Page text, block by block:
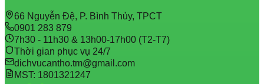
66 Nguyễn Đệ, P. Bình Thủy, TPCT
0901 283 879
7h30 - 11h30 & 13h00-17h00 (T2-T7)
Thời gian phục vụ 24/7
dichvucantho.tm@gmail.com
MST: 1801321247